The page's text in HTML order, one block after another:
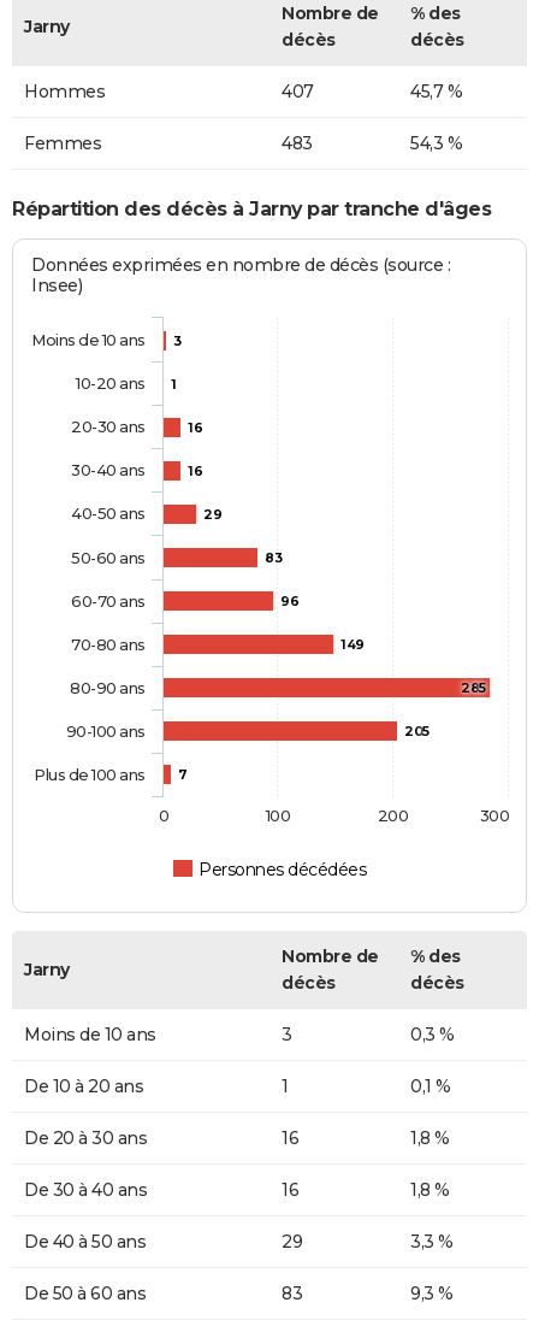
Jarny
Nombre de
décès
% des
décès
Hommes 407 45,7 %
Femmes 483 54,3 %
Répartition des décès à Jarny par tranche d'âges
Données exprimées en nombre de décès (source :
Insee)
3
1
16
16
29
83
96
149
285
205
7
Personnes décédées
Moins de 10 ans
10-20 ans
20-30 ans
30-40 ans
40-50 ans
50-60 ans
60-70 ans
70-80 ans
80-90 ans
90-100 ans
Plus de 100 ans
0 100 200 300
Jarny
Nombre de
décès
% des
décès
Moins de 10 ans 3 0,3 %
De 10 à 20 ans 1 0,1 %
De 20 à 30 ans 16 1,8 %
De 30 à 40 ans 16 1,8 %
De 40 à 50 ans 29 3,3 %
De 50 à 60 ans 83 9,3 %